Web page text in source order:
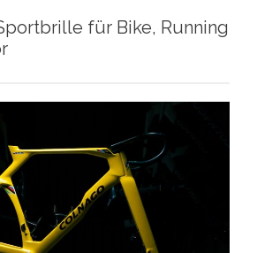
für Bike, Running